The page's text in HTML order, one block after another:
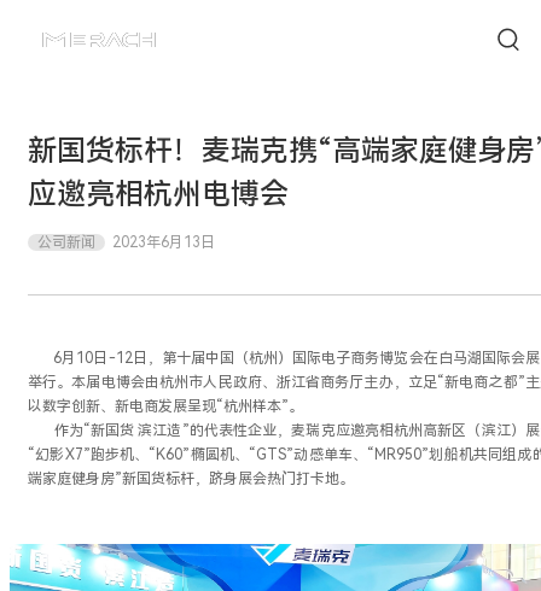
新国货标杆！麦瑞克携“高端家庭健身房
应邀亮相杭州电博会
公司新闻 2023年6月13日
6月10日-12日，第十届中国（杭州）国际电子商务博览会在白马湖国际会
举行。本届电博会由杭州市人民政府、浙江省商务厅主办，立足“新电商之都”
以数字创新、新电商发展呈现“杭州样本”。
作为“新国货 滨江造”的代表性企业，麦瑞克应邀亮相杭州高新区（滨江）
“幻影X7”跑步机、“K60”椭圆机、“GTS”动感单车、“MR950”划船机共同组成
端家庭健身房”新国货标杆，跻身展会热门打卡地。